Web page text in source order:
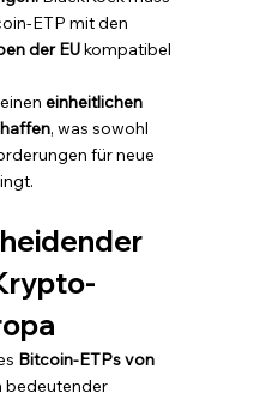
ETP mit den
der EU kompatibel
einheitlichen
, was sowohl
für neue
Bitcoin-ETPs von
bedeutender